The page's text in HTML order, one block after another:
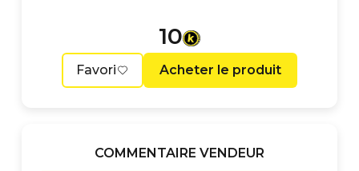
10
Favori Acheter le produit
COMMENTAIRE VENDEUR